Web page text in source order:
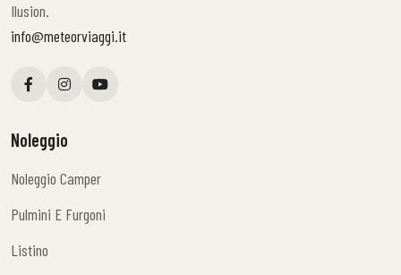
Ilusion.
info@meteorviaggi.it
Noleggio
Noleggio Camper
Pulmini E Furgoni
Listino